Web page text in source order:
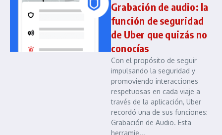
Grabación de audio: la
función de seguridad
de Uber que quizás no
conocías
Con el propósito de seguir
impulsando la seguridad y
promoviendo interacciones
respetuosas en cada viaje a
través de la aplicación, Uber
recordó una de sus funciones:
Grabación de Audio. Esta
herramie...